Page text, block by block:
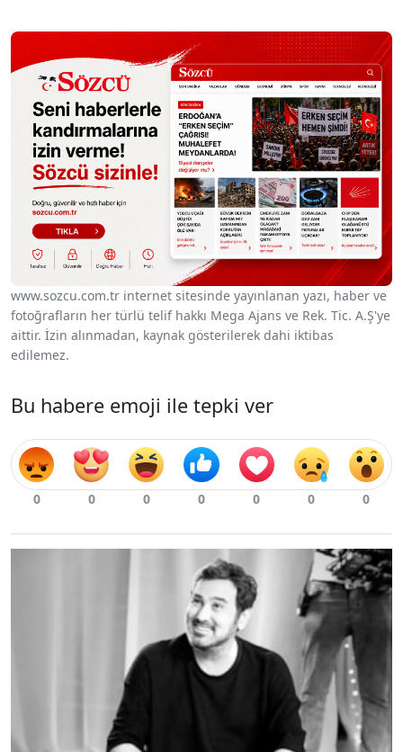
www.sozcu.com.tr internet sitesinde yayınlanan yazı, haber ve
fotoğrafların her türlü telif hakkı Mega Ajans ve Rek. Tic. A.Ş'ye
aittir. İzin alınmadan, kaynak gösterilerek dahi iktibas
edilemez.
Bu habere emoji ile tepki ver